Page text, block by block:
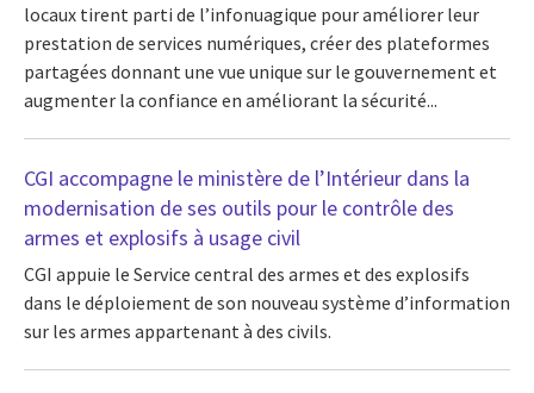
locaux tirent parti de l’infonuagique pour améliorer leur
prestation de services numériques, créer des plateformes
partagées donnant une vue unique sur le gouvernement et
augmenter la confiance en améliorant la sécurité...
CGI accompagne le ministère de l’Intérieur dans la
modernisation de ses outils pour le contrôle des
armes et explosifs à usage civil
CGI appuie le Service central des armes et des explosifs
dans le déploiement de son nouveau système d’information
sur les armes appartenant à des civils.